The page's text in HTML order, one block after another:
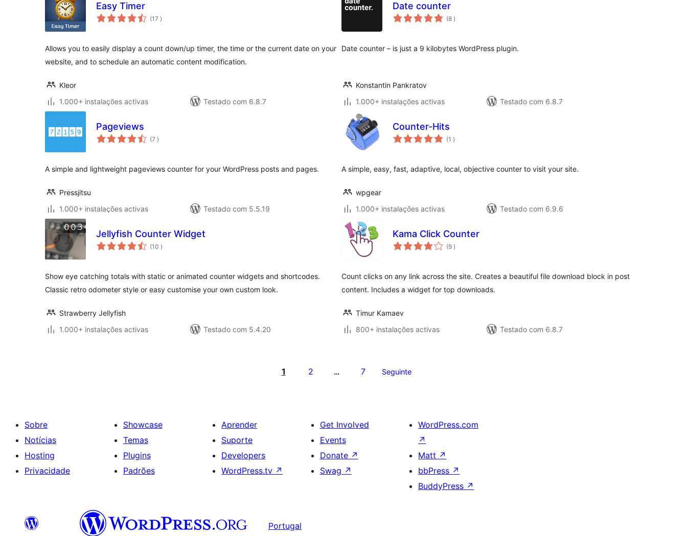
Easy Timer
(17 classificações
)
Allows you to easily display a count down/up timer, the time or the current date on your
website, and to schedule an automatic content modification.
Kleor
1.000+ instalações activas
Testado com 6.8.7
Date counter
(8 classificações
)
Date counter – is just a 9 kilobytes WordPress plugin.
Konstantin Pankratov
1.000+ instalações activas
Testado com 6.8.7
Pageviews
(7 classificações
)
A simple and lightweight pageviews counter for your WordPress posts and pages.
Pressjitsu
1.000+ instalações activas
Testado com 5.5.19
Counter-Hits
(1 classificações
)
A simple, easy, fast, adaptive, local, objective counter to visit your site.
wpgear
1.000+ instalações activas
Testado com 6.9.6
Jellyfish Counter Widget
(10 classificações
)
Show eye catching totals with static or animated counter widgets and shortcodes.
Classic retro odometer style or easy customise your own custom look.
Strawberry Jellyfish
1.000+ instalações activas
Testado com 5.4.20
Kama Click Counter
(9 classificações
)
Count clicks on any link across the site. Creates a beautiful file download block in post
content. Includes a widget for top downloads.
Timur Kamaev
800+ instalações activas
Testado com 6.8.7
1 2 … 7 Seguinte
Sobre
Notícias
Hosting
Privacidade
Showcase
Temas
Plugins
Padrões
Aprender
Suporte
Developers
WordPress.tv ↗
Get Involved
Events
Donate ↗
Swag ↗
WordPress.com
↗
Matt ↗
bbPress ↗
BuddyPress ↗
Portugal